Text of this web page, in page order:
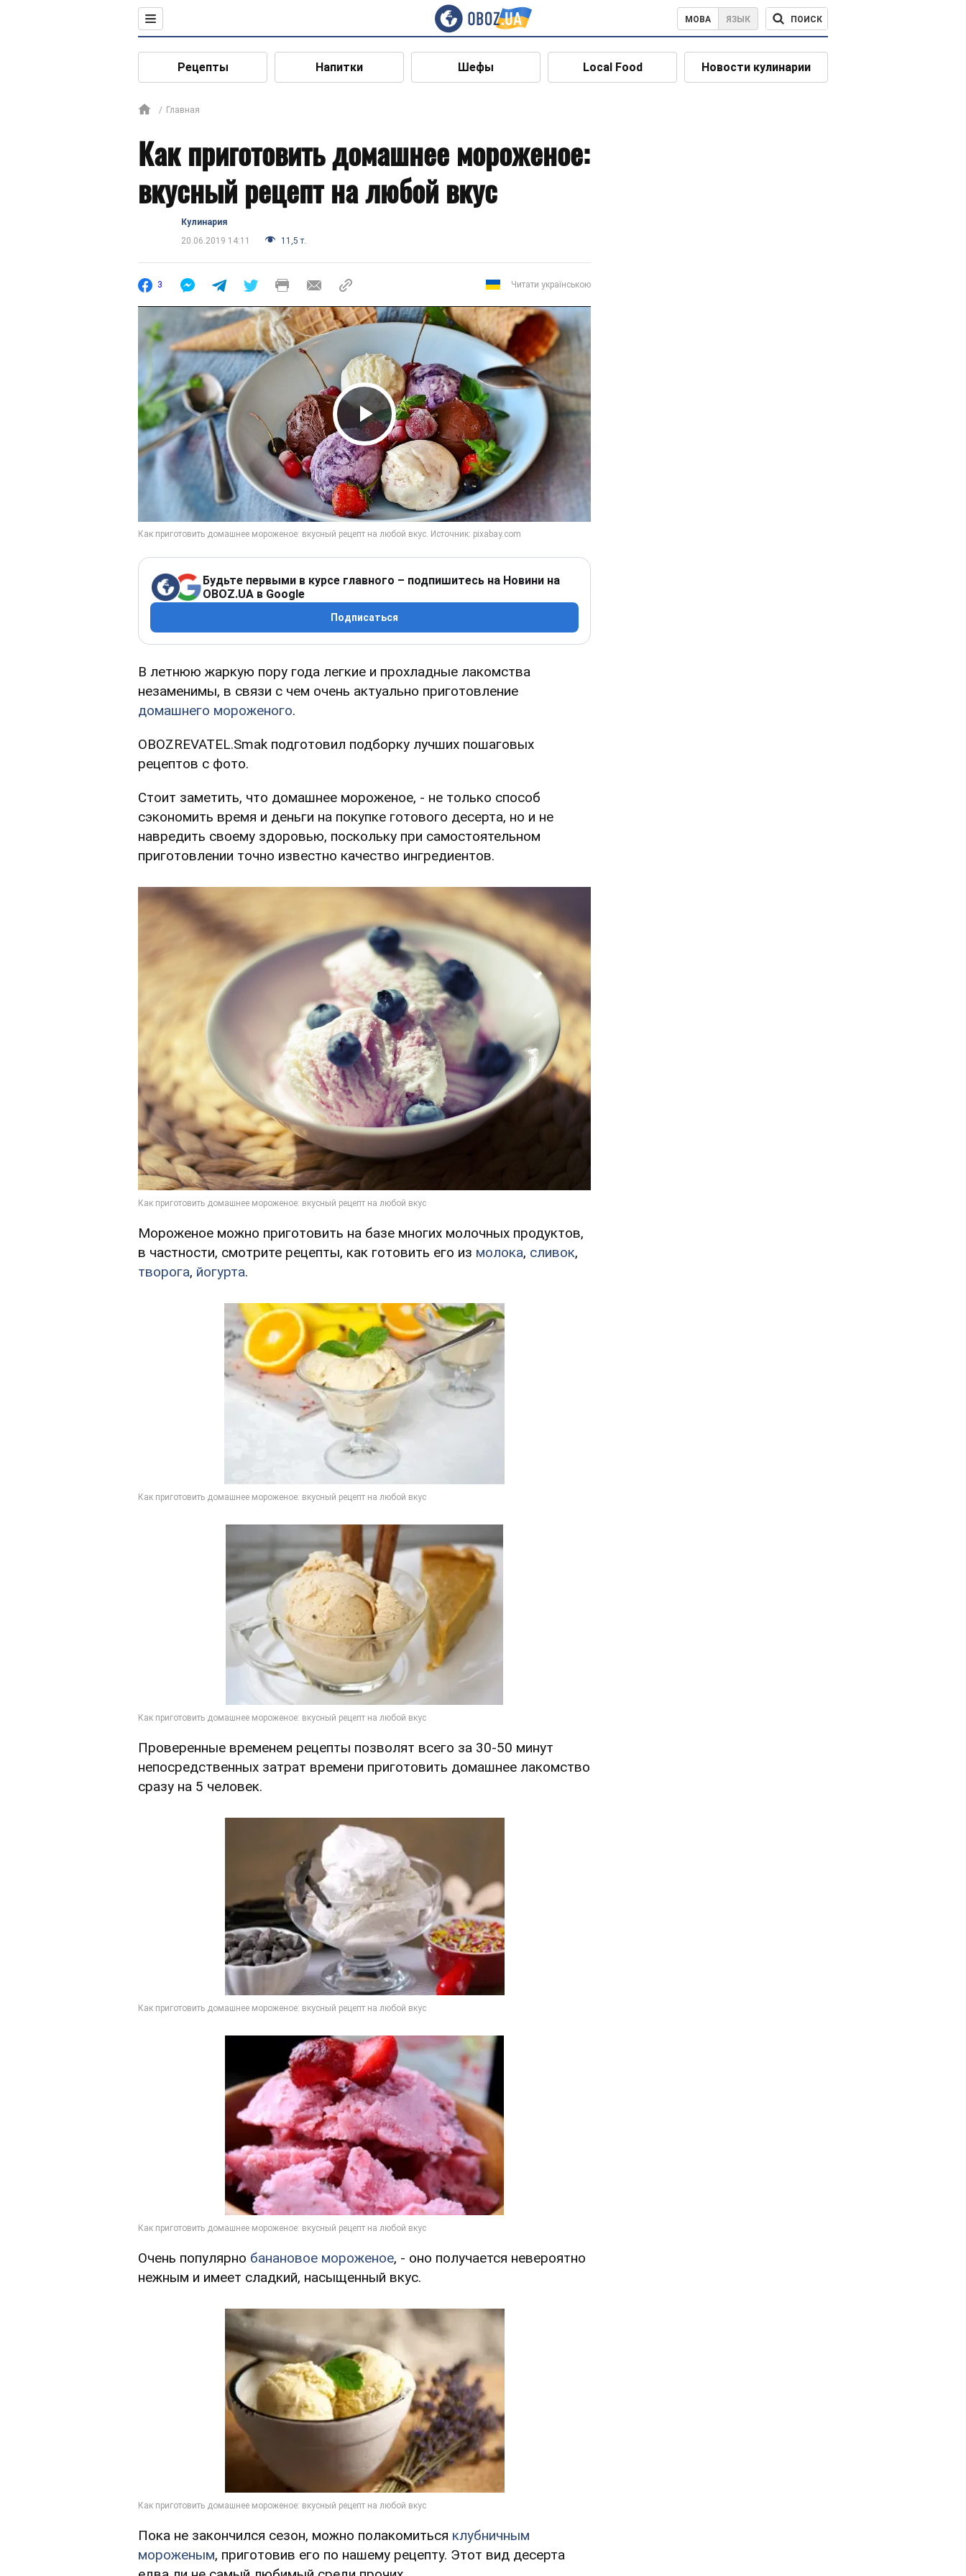
МОВА ЯЗЫК ПОИСК
Рецепты Напитки Шефы Local Food Новости кулинарии
Главная
Как приготовить домашнее мороженое:
вкусный рецепт на любой вкус
Кулинария
20.06.2019 14:11
11,5 т.
3 Читати українською
Play Video
Будьте первыми в курсе главного – подпишитесь на Новини на
OBOZ.UA в Google
Подписаться
В летнюю жаркую пору года легкие и прохладные лакомства
незаменимы, в связи с чем очень актуально приготовление
домашнего мороженого.
OBOZREVATEL.Smak подготовил подборку лучших пошаговых
рецептов с фото.
Стоит заметить, что домашнее мороженое, - не только способ
сэкономить время и деньги на покупке готового десерта, но и не
навредить своему здоровью, поскольку при самостоятельном
приготовлении точно известно качество ингредиентов.
Мороженое можно приготовить на базе многих молочных продуктов,
в частности, смотрите рецепты, как готовить его из молока, сливок,
творога, йогурта.
Проверенные временем рецепты позволят всего за 30-50 минут
непосредственных затрат времени приготовить домашнее лакомство
сразу на 5 человек.
Очень популярно банановое мороженое, - оно получается невероятно
нежным и имеет сладкий, насыщенный вкус.
Пока не закончился сезон, можно полакомиться клубничным
мороженым, приготовив его по нашему рецепту. Этот вид десерта